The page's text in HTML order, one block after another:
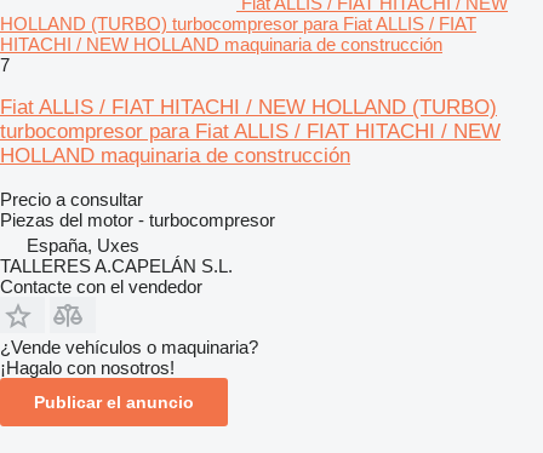
HOLLAND (TURBO) turbocompresor para Fiat ALLIS / FIAT
HITACHI / NEW HOLLAND maquinaria de construcción
7
Fiat ALLIS / FIAT HITACHI / NEW HOLLAND (TURBO)
turbocompresor para Fiat ALLIS / FIAT HITACHI / NEW
HOLLAND maquinaria de construcción
Precio a consultar
Piezas del motor - turbocompresor
España, Uxes
TALLERES A.CAPELÁN S.L.
Contacte con el vendedor
¿Vende vehículos o maquinaria?
¡Hagalo con nosotros!
Publicar el anuncio